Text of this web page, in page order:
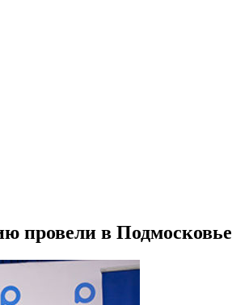
провели в Подмосковье